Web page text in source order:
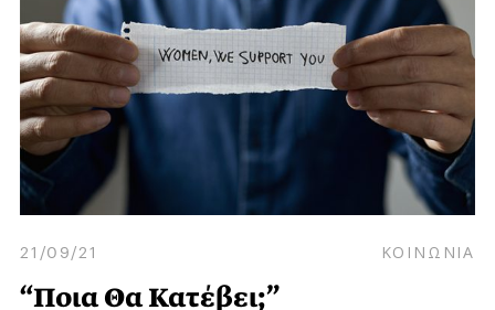
21/09/21 ΚΟΙΝΩΝΙΑ
“Ποια Θα Κατέβει;”